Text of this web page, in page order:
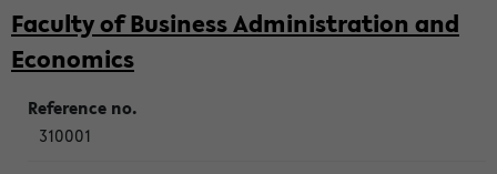
Faculty of Business Administration and
Economics
310001